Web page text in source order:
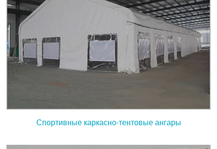
Спортивные каркасно-тентовые ангары